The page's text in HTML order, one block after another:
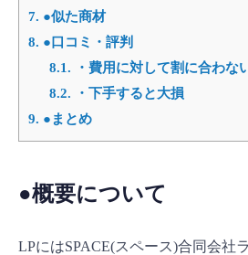
7. ●似た商材
8. ●口コミ・評判
8.1. ・費用に対して割に合わな
8.2. ・下手すると大損
9. ●まとめ
●概要について
LPにはSPACE(スペース)合同会社